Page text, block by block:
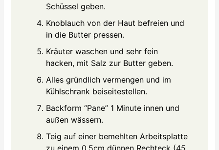
Schüssel geben.
Knoblauch von der Haut befreien und
in die Butter pressen.
Kräuter waschen und sehr fein
hacken, mit Salz zur Butter geben.
Alles gründlich vermengen und im
Kühlschrank beiseitestellen.
Backform “Pane” 1 Minute innen und
außen wässern.
Teig auf einer bemehlten Arbeitsplatte
zu einem 0,5cm dünnen Rechteck (45